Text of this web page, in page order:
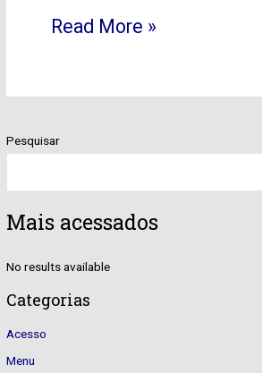
Pesquisar
Mais acessados
No results available
Categorias
Acesso
Menu
Read More »